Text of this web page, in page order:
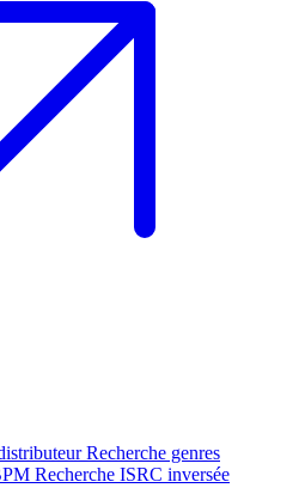
Recherche genres
Recherche ISRC inversée